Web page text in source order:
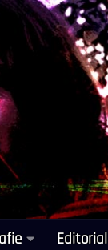
Editorial